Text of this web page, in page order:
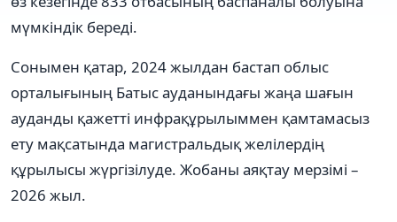
мүмкіндік береді.
Сонымен қатар, 2024 жылдан бастап облыс
орталығының Батыс ауданындағы жаңа шағын
ауданды қажетті инфрақұрылыммен қамтамасыз
ету мақсатында магистральдық желілердің
құрылысы жүргізілуде. Жобаны аяқтау мерзімі –
2026 жыл.